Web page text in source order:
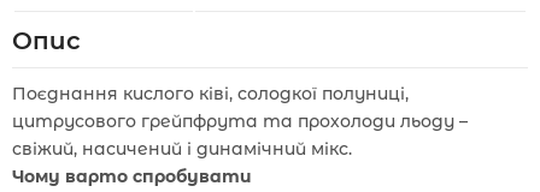
Опис
Поєднання кислого ківі, солодкої полуниці,
цитрусового грейпфрута та прохолоди льоду –
свіжий, насичений і динамічний мікс.
Чому варто спробувати